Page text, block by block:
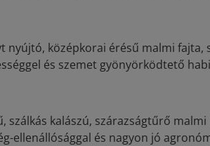
nyújtó, középkorai érésű malmi fajta,
és szemet gyönyörködtető
szálkás kalászú, szárazságtűrő
ellenállósággal és nagyon jó